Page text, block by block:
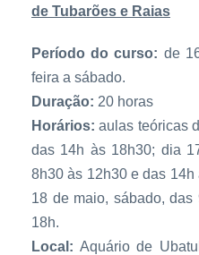
de Tubarões e Raias
Período do curso: de
feira a sábado.
Duração: 20 horas
Horários: aulas teóricas
das 14h às 18h30; dia
8h30 às 12h30 e das
18 de maio, sábado,
18h.
Local: Aquário de